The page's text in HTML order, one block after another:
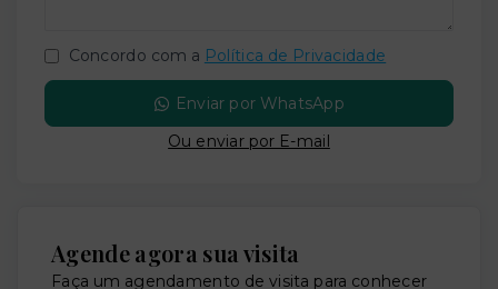
Concordo com a Política de Privacidade
Enviar por WhatsApp
Ou enviar por E-mail
Agende agora sua visita
Faça um agendamento de visita para conhecer